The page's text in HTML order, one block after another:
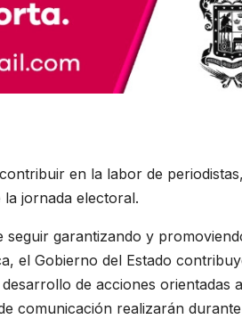
en la labor de periodistas,
jornada electoral.
seguir garantizando y
el Gobierno del Estado
de acciones orientadas a
comunicación realizarán durante